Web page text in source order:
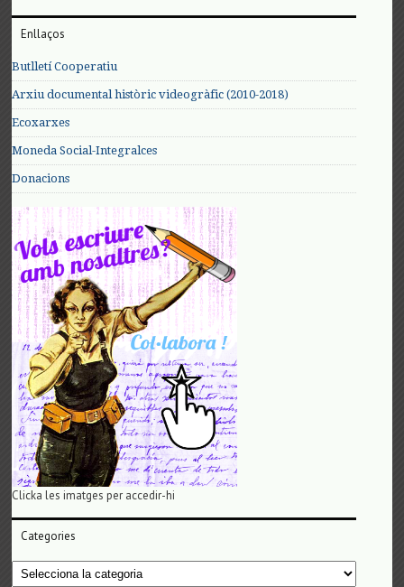
Enllaços
Butlletí Cooperatiu
Arxiu documental històric videogràfic (2010-2018)
Ecoxarxes
Moneda Social-Integralces
Donacions
Clicka les imatges per accedir-hi
Categories
Categories